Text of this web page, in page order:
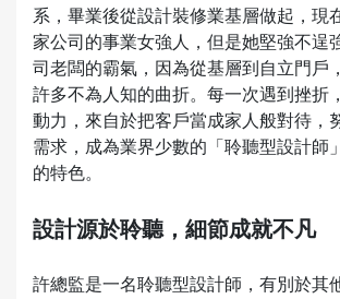
系，畢業後從設計裝修業基層做起，現
家公司的事業女強人，但是她堅強不逞
司老闆的霸氣，因為從基層到自立門戶
許多不為人知的曲折。每一次遇到挫折
動力，來自於把客戶當成家人般對待，
需求，成為業界少數的「聆聽型設計師
的特色。
設計源於聆聽，細節成就不凡
許總監是一名聆聽型設計師，有別於其